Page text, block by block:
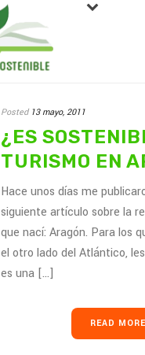
Posted 13 mayo, 2011
¿ES
TURISMO EN
Hace unos días me
siguiente artículo sobre la
que nací: Aragón. Para los
el otro lado del Atlántico,
es una [...]
READ MORE